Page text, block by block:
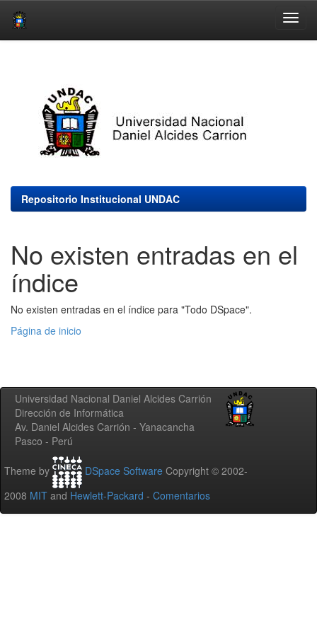
Repositorio Institucional UNDAC
No existen entradas en el
índice
No existen entradas en el índice para "Todo DSpace".
Página de inicio
Universidad Nacional Daniel Alcides Carrión
Dirección de Informática
Av. Daniel Alcides Carrión - Yanacancha
Pasco - Perú
Theme by DSpace Software Copyright © 2002-
2008 MIT and Hewlett-Packard - Comentarios